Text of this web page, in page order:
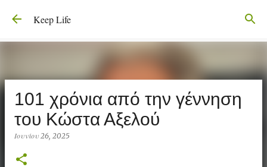
Μετάβαση στο κύριο περιεχόμενο
Keep Life
101 χρόνια από την γέννηση
του Κώστα Αξελού
Ιουνίου 26, 2025